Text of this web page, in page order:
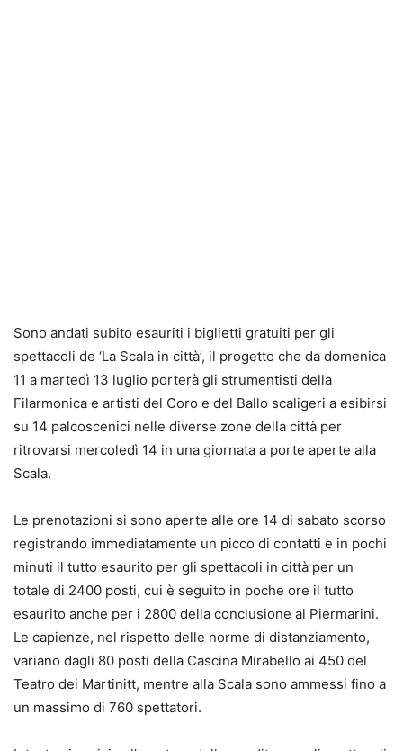
Sono andati subito esauriti i biglietti gratuiti per gli
spettacoli de ‘La Scala in città’, il progetto che da domenica
11 a martedì 13 luglio porterà gli strumentisti della
Filarmonica e artisti del Coro e del Ballo scaligeri a esibirsi
su 14 palcoscenici nelle diverse zone della città per
ritrovarsi mercoledì 14 in una giornata a porte aperte alla
Scala.
Le prenotazioni si sono aperte alle ore 14 di sabato scorso
registrando immediatamente un picco di contatti e in pochi
minuti il tutto esaurito per gli spettacoli in città per un
totale di 2400 posti, cui è seguito in poche ore il tutto
esaurito anche per i 2800 della conclusione al Piermarini.
Le capienze, nel rispetto delle norme di distanziamento,
variano dagli 80 posti della Cascina Mirabello ai 450 del
Teatro dei Martinitt, mentre alla Scala sono ammessi fino a
un massimo di 760 spettatori.